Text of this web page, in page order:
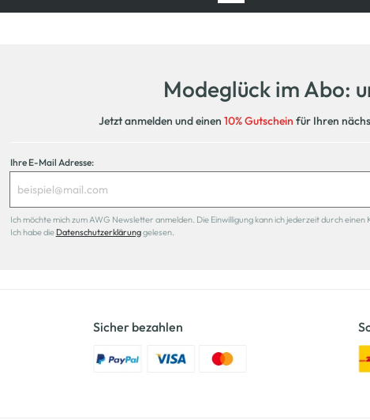
Modeglück im Abo:
Jetzt anmelden und einen 10% Gutschein für Ihren
Ihre E-Mail Adresse:
Ich möchte mich zum AWG Newsletter anmelden. Die Einwilligung kann ich jederzeit durch
Ich habe die Datenschutzerklärunggelesen.
Sicher bezahlen